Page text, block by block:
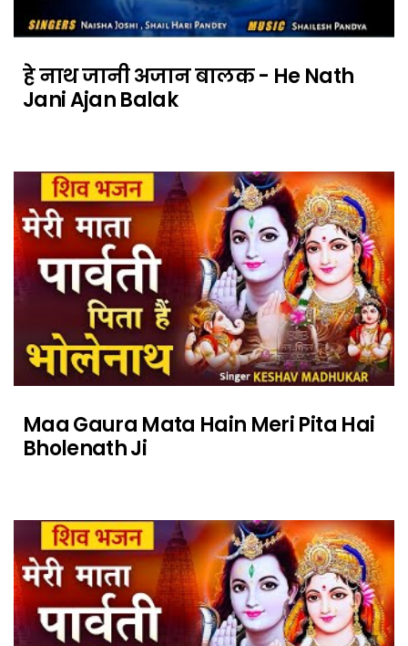
हे नाथ जानी अजान बालक - He Nath
Jani Ajan Balak
Maa Gaura Mata Hain Meri Pita Hai
Bholenath Ji